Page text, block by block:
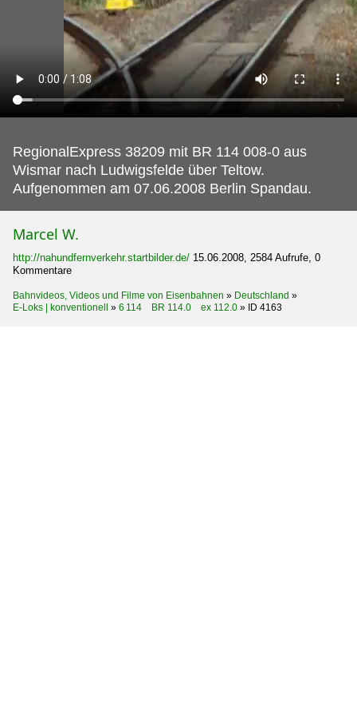
RegionalExpress 38209 mit BR 114 008-0 aus
Wismar nach Ludwigsfelde über Teltow.
Aufgenommen am 07.06.2008 Berlin Spandau.
Marcel W.
http://nahundfernverkehr.startbilder.de/ 15.06.2008, 2584 Aufrufe, 0
Kommentare
Bahnvideos, Videos und Filme von Eisenbahnen » Deutschland »
E-Loks | konventionell
» 6 114 BR 114.0 ex 112.0 » ID 4163